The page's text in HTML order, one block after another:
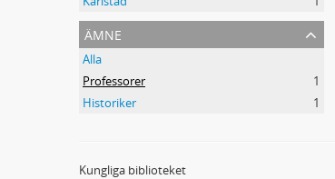
ämne
Alla
Professorer
1
Historiker
1
Kungliga biblioteket